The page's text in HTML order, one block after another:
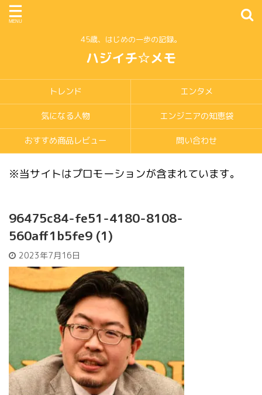
45歳、はじめの一歩の記録。
ハジイチ☆メモ
トレンド エンタメ
気になる人物 エンジニアの知恵袋
おすすめ商品レビュー 問い合わせ
※当サイトはプロモーションが含まれています。
96475c84-fe51-4180-8108-
560aff1b5fe9 (1)
2023年7月16日